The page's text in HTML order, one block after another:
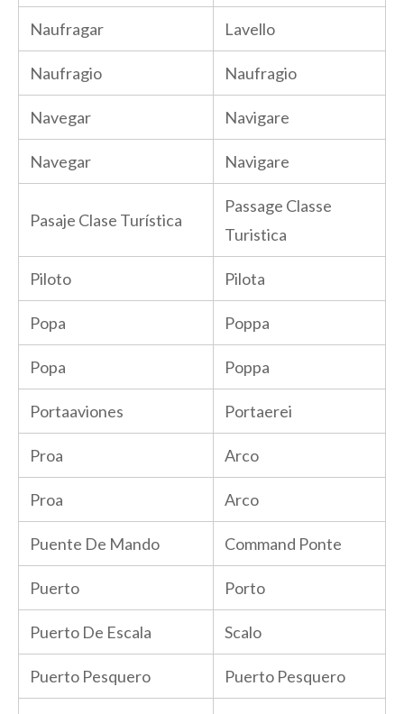
Naufragar Lavello
Naufragio Naufragio
Navegar Navigare
Navegar Navigare
Pasaje Clase Turística
Passage Classe
Turistica
Piloto Pilota
Popa Poppa
Popa Poppa
Portaaviones Portaerei
Proa Arco
Proa Arco
Puente De Mando Command Ponte
Puerto Porto
Puerto De Escala Scalo
Puerto Pesquero Puerto Pesquero